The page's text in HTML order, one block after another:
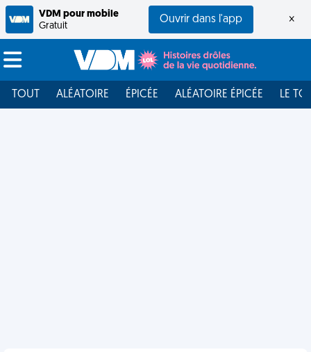
VDM pour mobile
Gratuit
Ouvrir dans l'app ×
TOUT ALÉATOIRE ÉPICÉE ALÉATOIRE ÉPICÉE LE